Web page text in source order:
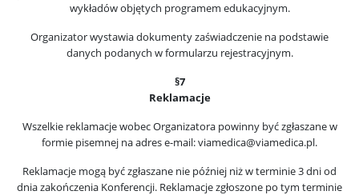
wykładów objętych programem edukacyjnym.
Organizator wystawia dokumenty zaświadczenie na podstawie
danych podanych w formularzu rejestracyjnym.
§7
Reklamacje
Wszelkie reklamacje wobec Organizatora powinny być zgłaszane w
formie pisemnej na adres e-mail: viamedica@viamedica.pl.
Reklamacje mogą być zgłaszane nie później niż w terminie 3 dni od
dnia zakończenia Konferencji. Reklamacje zgłoszone po tym terminie